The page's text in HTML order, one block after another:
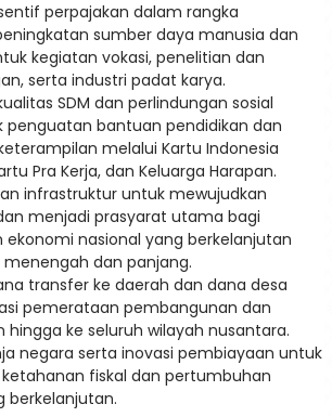
perpajakan dalam rangka
sumber daya manusia dan
kegiatan vokasi, penelitian dan
serta industri padat karya.
SDM dan perlindungan sosial
penguatan bantuan pendidikan dan
melalui Kartu Indonesia
Pra Kerja, dan Keluarga Harapan.
infrastruktur untuk mewujudkan
menjadi prasyarat utama bagi
nasional yang berkelanjutan
dan panjang.
transfer ke daerah dan dana desa
pemerataan pembangunan dan
hingga ke seluruh wilayah nusantara.
negara serta inovasi pembiayaan untuk
fiskal dan pertumbuhan
berkelanjutan.